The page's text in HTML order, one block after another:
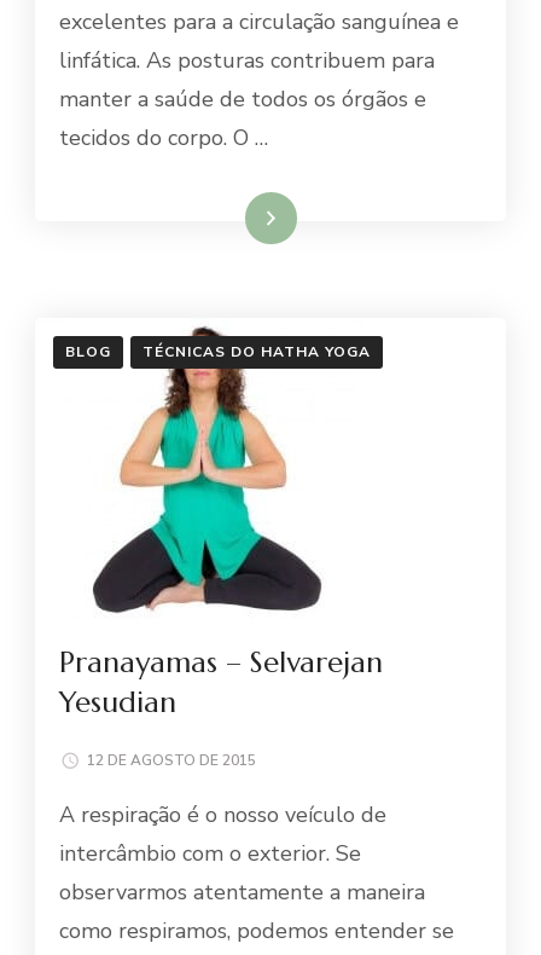
excelentes para a circulação sanguínea e
linfática. As posturas contribuem para
manter a saúde de todos os órgãos e
tecidos do corpo. O …
Ler mais
BLOG TÉCNICAS DO HATHA YOGA
Pranayamas – Selvarejan
Yesudian
12 DE AGOSTO DE 2015
A respiração é o nosso veículo de
intercâmbio com o exterior. Se
observarmos atentamente a maneira
como respiramos, podemos entender se